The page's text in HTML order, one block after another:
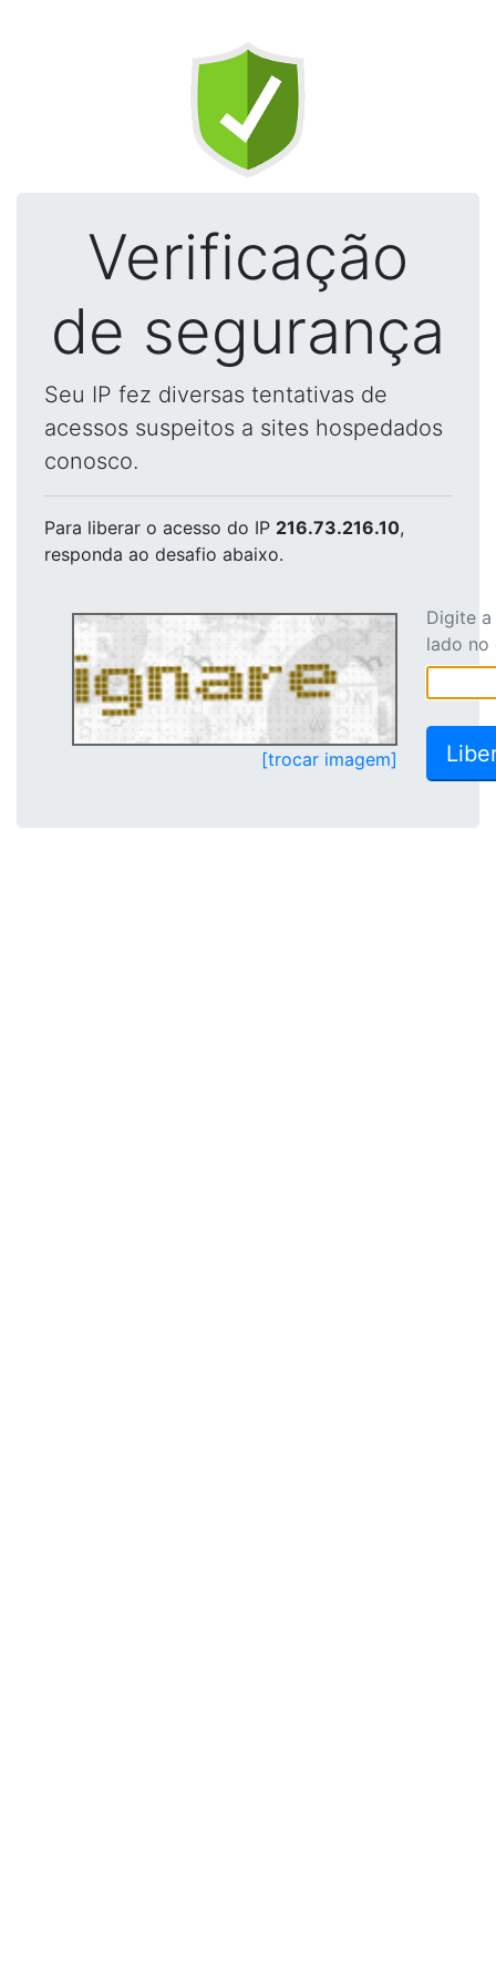
Verificação
de segurança
Seu IP fez diversas tentativas de
acessos suspeitos a sites hospedados
conosco.
Para liberar o acesso do IP 216.73.216.10,
responda ao desafio abaixo.
[trocar imagem]
Digite
lado no